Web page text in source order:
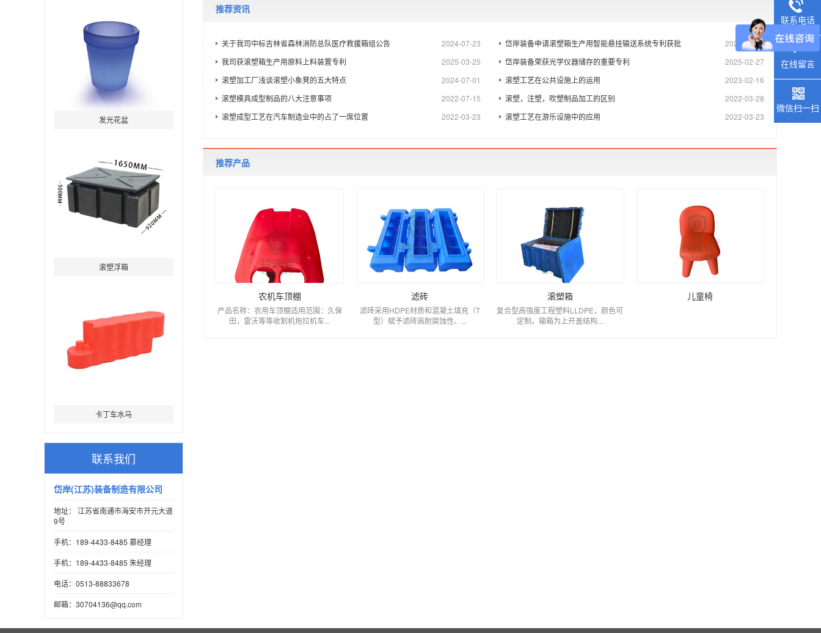
发光花盆
滚塑浮箱
卡丁车水马
联系我们
岱岸(江苏)装备制造有限公司
地址： 江苏省南通市海安市开元大道
9号
手机：189-4433-8485 慕经理
手机：189-4433-8485 朱经理
电话：0513-88833678
邮箱：30704136@qq.com
推荐资讯
2024-07-23
关于我司中标吉林省森林消防总队医疗救援箱组公告 2026-04-20
岱岸装备申请滚塑箱生产用智能悬挂输送系统专利获批
2025-03-25
我司获滚塑箱生产用原料上料装置专利 2025-02-27
岱岸装备荣获光学仪器储存的重要专利
2024-07-01
滚塑加工厂浅谈滚塑小象凳的五大特点 2023-02-16
滚塑工艺在公共设施上的运用
2022-07-15
滚塑模具成型制品的八大注意事项 2022-03-28
滚塑，注塑，吹塑制品加工的区别
2022-03-23
滚塑成型工艺在汽车制造业中的占了一席位置 2022-03-23
滚塑工艺在游乐设施中的应用
推荐产品
农机车顶棚
产品名称：农用车顶棚适用范围：久保
田，雷沃等等收割机拖拉机车...
滤砖
滤砖采用HDPE材质和混凝土填充（T
型）赋予滤砖高耐腐蚀性、...
滚塑箱
复合型高强度工程塑料LLDPE，颜色可
定制。输箱为上开盖结构...
儿童椅
联系电话
在线留言
微信扫一扫